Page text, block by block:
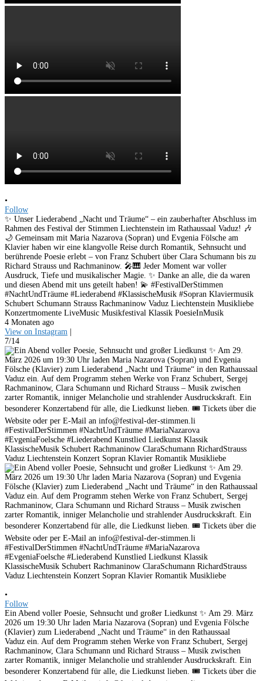
•
Follow
✨ Unser Liederabend „Nacht und Träume“ – ein zauberhafter Abschluss im
Rahmen des Festival der Stimmen Liechtenstein im Rathaussaal Vaduz! 🎶
🌙 Gemeinsam mit Maria Nazarova (Sopran) und Evgenia Fölsche am
Klavier haben wir eine klangvolle Reise durch Romantik, Sehnsucht und
berührende Poesie erlebt – von Franz Schubert über Clara Schumann bis zu
Richard Strauss und Rachmaninow. 🎤🎹 Jeder Moment war voller
Ausdruck, Tiefe und musikalischer Magie. ✨ Danke an alle, die da waren
und diesen Abend mit uns geteilt haben! 💫 #FestivalDerStimmen
#NachtUndTräume #Liederabend #KlassischeMusik #Sopran Klaviermusik
Schubert Schumann Strauss Rachmaninow Vaduz Liechtenstein Musikliebe
Konzertmomente LiveMusic Musikfestival Klassik PoesieInMusik
4 Monaten ago
View on Instagram |
7/14
•
Follow
Ein Abend voller Poesie, Sehnsucht und großer Liedkunst ✨ Am 29. März
2026 um 19:30 Uhr laden Maria Nazarova (Sopran) und Evgenia Fölsche
(Klavier) zum Liederabend „Nacht und Träume“ in den Rathaussaal
Vaduz ein. Auf dem Programm stehen Werke von Franz Schubert, Sergej
Rachmaninow, Clara Schumann und Richard Strauss – Musik zwischen
zarter Romantik, inniger Melancholie und strahlender Ausdruckskraft. Ein
besonderer Konzertabend für alle, die Liedkunst lieben. 🎟 Tickets über die